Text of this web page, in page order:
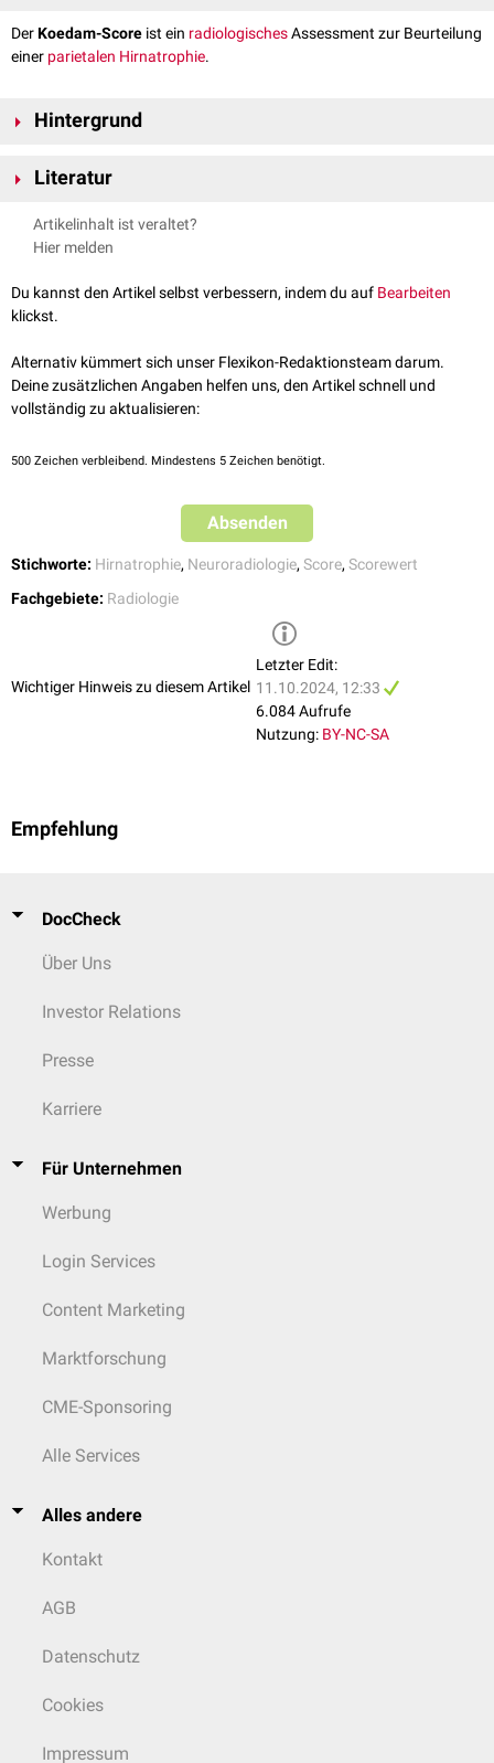
DerKoedam-Score ist ein radiologischesAssessment zur Beurteilung
einer parietalen Hirnatrophie.
Hintergrund
und
axialerFLAIR
Man unterscheidet:
geschlossenen Sulci desLobus parietalisund desCuneus.
Score 1: sehr milde, leichtgradige parietale kortikale Atrophie mit
cinguliundSulcus parietooccipitalis.
Score 2: eindeutige Atrophie der parietalen Gyri mit deutlicher sulcaler
Aufweitung.
Literatur
Koedam EL et al.
Visual assessment of posterior atrophy
development of a MRI rating scale.
Artikelinhalt ist veraltet?
Hier melden
Du kannst den Artikel selbst verbessern, indem du auf Bearbeiten
klickst.
Alternativ kümmert sich unser Flexikon-Redaktionsteam darum.
Deine zusätzlichen Angaben helfen uns, den Artikel schnell und
vollständig zu aktualisieren:
500 Zeichen verbleibend. Mindestens 5 Zeichen benötigt.
Absenden
Stichworte: Hirnatrophie, Neuroradiologie, Score, Scorewert
Fachgebiete: Radiologie
Wichtiger Hinweis zu diesem Artikel
Letzter Edit:
11.10.2024, 12:33
6.084 Aufrufe
Nutzung: BY-NC-SA
Empfehlung
DocCheck
Über Uns
Investor Relations
Presse
Karriere
Für Unternehmen
Werbung
Login Services
Content Marketing
Marktforschung
CME-Sponsoring
Alle Services
Alles andere
Kontakt
AGB
Datenschutz
Cookies
Impressum